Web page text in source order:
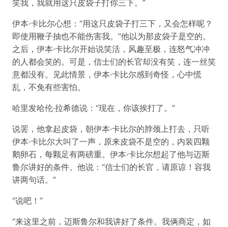
笑我，我就用这只皮袋子打你三下。”
伊本·卡比尔心想：“用这只皮袋子打三下，又会怎样呢？
即使用鞭子抽也不能伤害我。”他以为那皮袋子是空的。
之后，伊本·卡比尔开始说笑活，风趣至极，连怒气冲冲
的人都会笑的。可是，信士们的长官却没有笑，连一丝笑
意都没有。见此情景，伊本·卡比尔感到奇怪，心中慌
乱，不免有些害怕。
哈里发哈伦·拉希德说：“现在，你该挨打了。”
说罢，他拿起皮袋，朝伊本·卡比尔的脖颈上打去，只听
伊本·卡比尔大叫了一声，原来皮袋不是空的，内装四颗
鹅卵石，每颗足有两磅重。伊本·卡比尔想起了他与迈斯
鲁尔讲好的条件。他说：“信士们的长官，请原谅！容我
讲两句话。”
“说吧！”
“来这里之前，迈斯鲁尔和我讲好了条件。我俩商定，如